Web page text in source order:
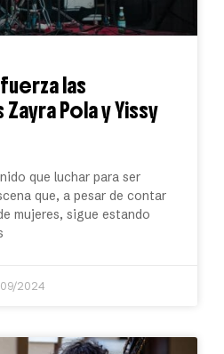
las
Pola y Yissy
que luchar para ser
que, a pesar de contar
mujeres, sigue estando
2024